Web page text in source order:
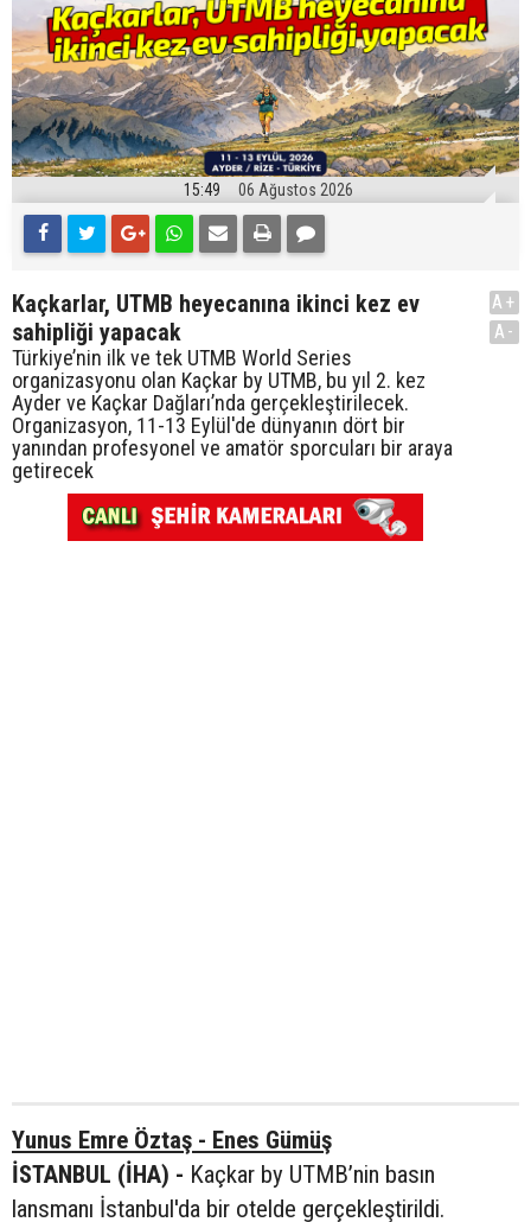
15:49 06 Ağustos 2026
Kaçkarlar, UTMB heyecanına ikinci kez ev
sahipliği yapacak
Türkiye’nin ilk ve tek UTMB World Series
organizasyonu olan Kaçkar by UTMB, bu yıl 2. kez
Ayder ve Kaçkar Dağları’nda gerçekleştirilecek.
Organizasyon, 11-13 Eylül'de dünyanın dört bir
yanından profesyonel ve amatör sporcuları bir araya
getirecek
A+
A-
Yunus Emre Öztaş - Enes Gümüş
İSTANBUL (İHA) - Kaçkar by UTMB’nin basın
lansmanı İstanbul'da bir otelde gerçekleştirildi.